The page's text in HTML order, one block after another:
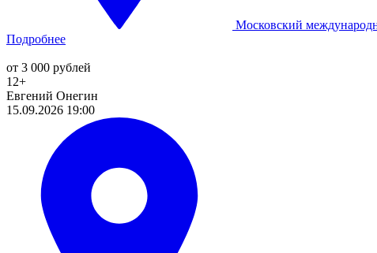
Московский
Подробнее
от 3 000 рублей
12+
Евгений Онегин
15.09.2026 19:00